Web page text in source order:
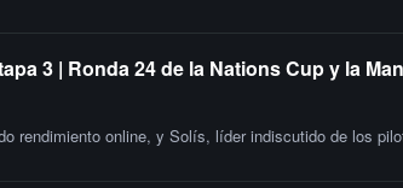
3 | Ronda 24 de la Nations Cup y la
rendimiento online, y Solís, líder indiscutido de los